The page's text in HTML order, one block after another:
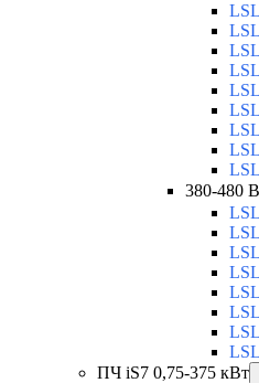
380-480
ПЧ iS7 0,75-375 кВт